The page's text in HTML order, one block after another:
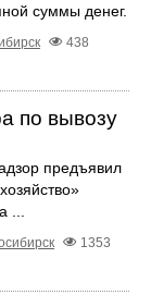
суммы денег.
438
по вывозу
предъявил
...
1353